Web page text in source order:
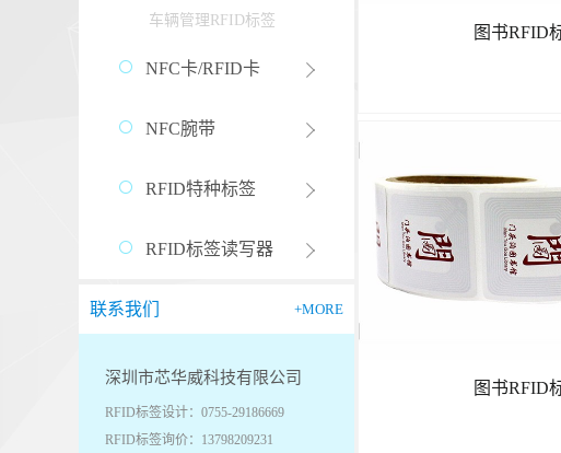
车辆管理RFID标签
NFC卡/RFID卡
NFC腕带
RFID特种标签
RFID标签读写器
联系我们 +MORE
深圳市芯华威科技有限公司
RFID标签设计：0755-29186669
RFID标签询价：13798209231
图书RFID
了解更多
图书RFID